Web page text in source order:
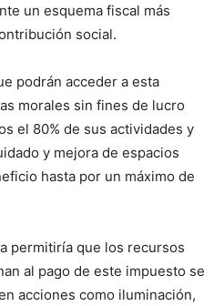
un esquema fiscal más
social.
podrán acceder a esta
morales sin fines de lucro
el 80% de sus actividades y
y mejora de espacios
hasta por un máximo de
permitiría que los recursos
al pago de este impuesto se
acciones como iluminación,